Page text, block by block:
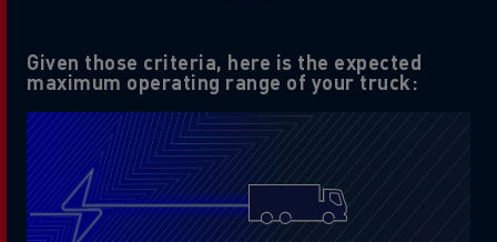
Given those criteria, here is the expected
maximum operating range of your truck: